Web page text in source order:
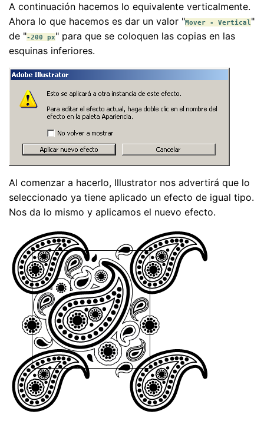
A continuación hacemos lo equivalente verticalmente.
Ahora lo que hacemos es dar un valor "Mover - Vertical"
de "-200 px" para que se coloquen las copias en las
esquinas inferiores.
Al comenzar a hacerlo, Illustrator nos advertirá que lo
seleccionado ya tiene aplicado un efecto de igual tipo.
Nos da lo mismo y aplicamos el nuevo efecto.